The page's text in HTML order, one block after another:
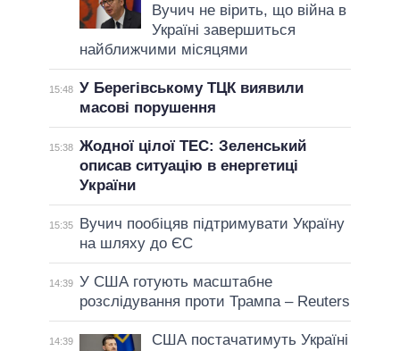
Вучич не вірить, що війна в
Україні завершиться
найближчими місяцями
15:48 У Берегівському ТЦК виявили
масові порушення
15:38 Жодної цілої ТЕС: Зеленський
описав ситуацію в енергетиці
України
15:35
Вучич пообіцяв підтримувати Україну
на шляху до ЄС
14:39 У США готують масштабне
розслідування проти Трампа – Reuters
14:39
США постачатимуть Україні